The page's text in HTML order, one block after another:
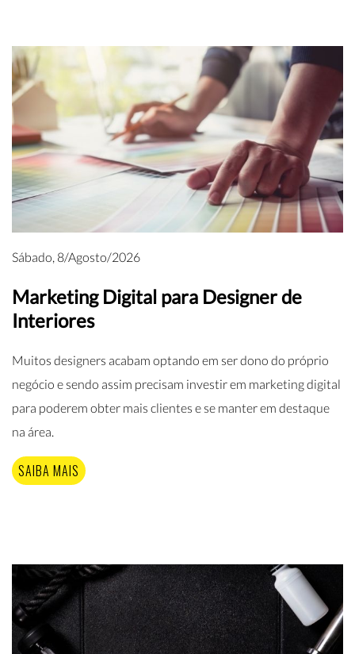
Sábado, 8/Agosto/2026
Marketing Digital para Designer de
Interiores
Muitos designers acabam optando em ser dono do próprio
negócio e sendo assim precisam investir em marketing digital
para poderem obter mais clientes e se manter em destaque
na área.
SAIBA MAIS